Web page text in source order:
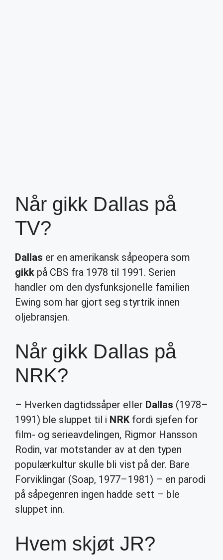
Når gikk Dallas på
TV?
Dallas er en amerikansk såpeopera som
gikk på CBS fra 1978 til 1991. Serien
handler om den dysfunksjonelle familien
Ewing som har gjort seg styrtrik innen
oljebransjen.
Når gikk Dallas på
NRK?
– Hverken dagtidssåper eller Dallas (1978–
1991) ble sluppet til i NRKfordi sjefen for
film- og serieavdelingen, Rigmor Hansson
Rodin, var motstander av at den typen
populærkultur skulle bli vist på der. Bare
Forviklingar (Soap, 1977–1981) – en parodi
på såpegenren ingen hadde sett – ble
sluppet inn.
Hvem skjøt JR?